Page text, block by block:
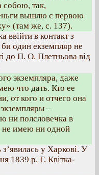
собою, так,
вышлю с первою
(там же, с. 137).
ввійти в контакт з
один екземпляр не
до П. О. Плетньова від
экземпляра, даже
что дать. Кто ее
от кого и отчего она
–
ни полсловечка в
не имею ни одной
з’явилась у Харкові. У
1839 р. Г. Квітка-